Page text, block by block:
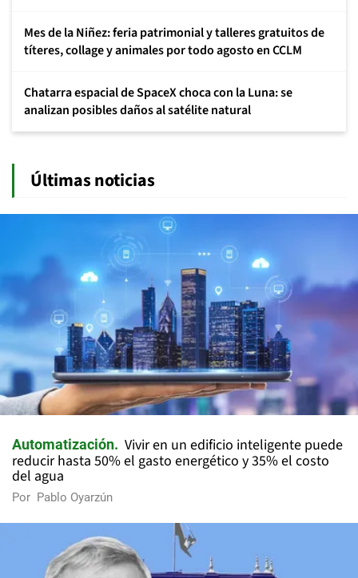
Mes de la Niñez: feria patrimonial y talleres gratuitos de
títeres, collage y animales por todo agosto en CCLM
Chatarra espacial de SpaceX choca con la Luna: se
analizan posibles daños al satélite natural
Últimas noticias
Automatización
Vivir en un edificio inteligente puede
reducir hasta 50% el gasto energético y 35% el costo
del agua
Por Pablo Oyarzún